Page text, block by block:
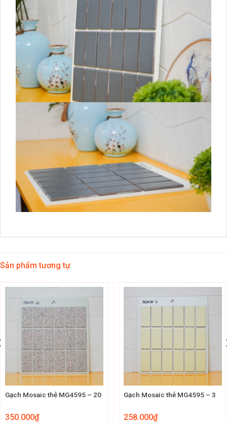
Sản phẩm tương tự
Gạch Mosaic thẻ MG4595 – 20
350.000₫
Gạch Mosaic thẻ MG4595 – 3
258.000₫